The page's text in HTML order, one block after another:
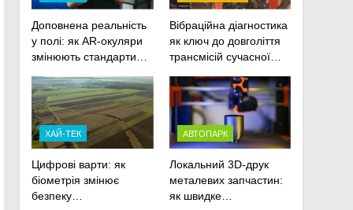
Доповнена реальність
у полі: як AR-окуляри
змінюють стандарти
сільськогосподарської
техніки
Вібраційна діагностика
як ключ до довголіття
трансмісій сучасної
ХАЙ-ТЕК
Цифрові варти: як
біометрія змінює
безпеку
АВТОПАРК
Локальний 3D-друк
металевих запчастин:
як швидке